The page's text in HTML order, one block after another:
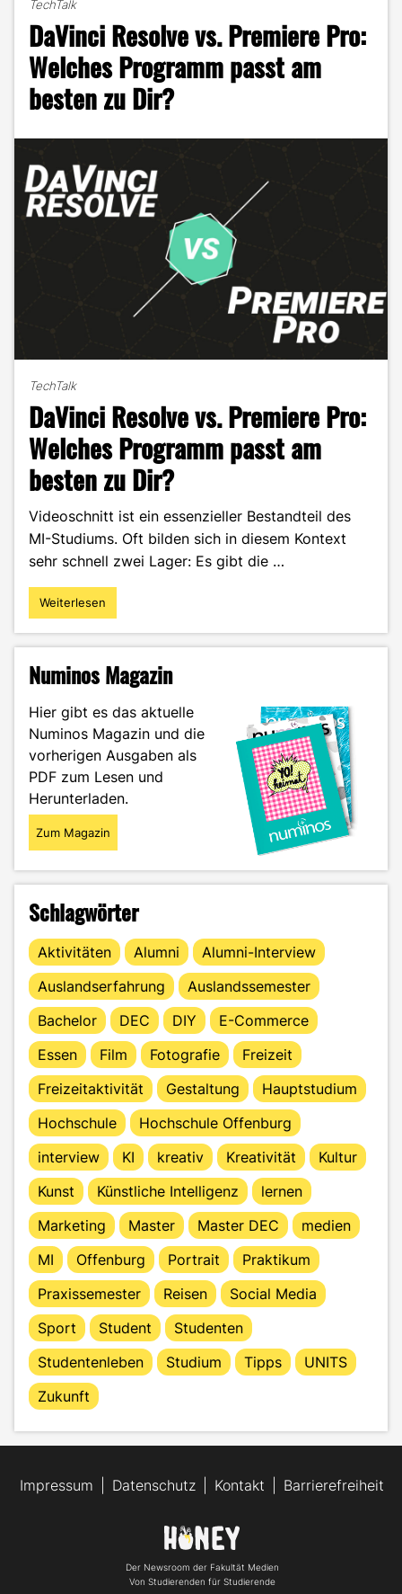
der
Creator:
Wie
du
Videos
einfach
und
bearbeiten
kannst"
TechTalk
DaVinci Resolve vs. Premiere Pro:
Welches Programm passt am
besten zu Dir?
TechTalk
DaVinci Resolve vs. Premiere Pro:
Welches Programm passt am
besten zu Dir?
Videoschnitt ist ein essenzieller Bestandteil des
MI-Studiums. Oft bilden sich in diesem Kontext
sehr schnell zwei Lager: Es gibt die …
"DaVinci
Resolve
Pro:
Programm
passt
am
besten
zu
Dir?"
Weiterlesen
Numinos Magazin
Hier gibt es das aktuelle
Numinos Magazin und die
vorherigen Ausgaben als
PDF zum Lesen und
Herunterladen.
Zum Magazin
Schlagwörter
Aktivitäten Alumni
Alumni-Interview
Auslandserfahrung
Auslandssemester
Bachelor
DEC DIY
E-Commerce
Essen
Film Fotografie
Freizeit
Freizeitaktivität
Gestaltung
Hauptstudium
Hochschule
Hochschule Offenburg
interview
KI kreativ Kreativität
Kultur
Kunst
Künstliche Intelligenz
lernen
Marketing
Master Master DEC
medien
MI
Offenburg Portrait
Praktikum
Praxissemester
Reisen
Social Media
Sport
Student
Studenten
Studentenleben
Studium Tipps
UNITS
Zukunft
Der Newsroom der Fakultät Medien
Von Studierenden für Studierende
Impressum Datenschutz Kontakt Barrierefreiheit